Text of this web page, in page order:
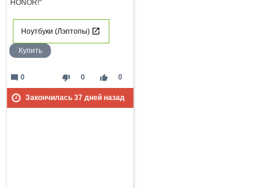
HONOR!"
Ноутбуки (Лэптопы)
Купить
thumb_down 0 thumb_up 0
mode_comment 0
Закончилась 37дней назад